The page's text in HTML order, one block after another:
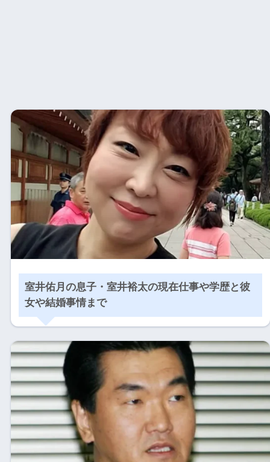
室井佑月の息子・室井裕太の現在仕事や学歴と彼
女や結婚事情まで